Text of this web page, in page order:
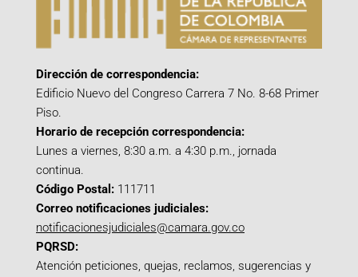
Dirección de correspondencia:
Edificio Nuevo del Congreso Carrera 7 No. 8-68 Primer
Piso.
Horario de recepción correspondencia:
Lunes a viernes, 8:30 a.m. a 4:30 p.m., jornada
continua.
Código Postal: 111711
Correo notificaciones judiciales:
notificacionesjudiciales@camara.gov.co
PQRSD:
Atención peticiones, quejas, reclamos, sugerencias y